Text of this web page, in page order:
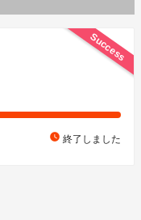
Success
watch_later 終了しました